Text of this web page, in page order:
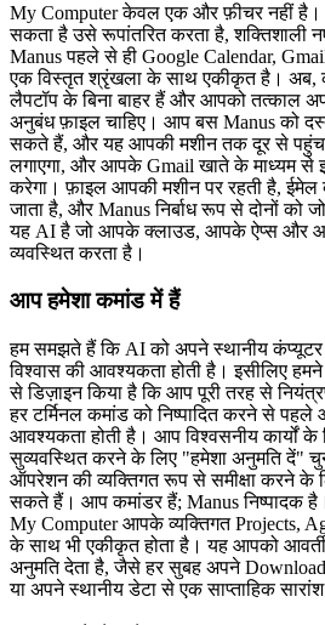
My Computer केवल एक और फ़ीचर नहीं
सकता है उसे रूपांतरित करता है, शक्तिशाली
Manus पहले से ही Google Calendar,
एक विस्तृत श्रृंखला के साथ एकीकृत है। अब,
लैपटॉप के बिना बाहर हैं और आपको तत्काल
अनुबंध फ़ाइल चाहिए। आप बस Manus को
सकते हैं, और यह आपकी मशीन तक दूर से पहुंच
लगाएगा, और आपके Gmail खाते के माध्यम
करेगा। फ़ाइल आपकी मशीन पर रहती है,
जाता है, और Manus निर्बाध रूप से दोनों को
यह AI है जो आपके क्लाउड, आपके ऐप्स और
व्यवस्थित करता है।
आप हमेशा कमांड में हैं
हम समझते हैं कि AI को अपने स्थानीय
विश्वास की आवश्यकता होती है। इसीलिए
से डिज़ाइन किया है कि आप पूरी तरह से
हर टर्मिनल कमांड को निष्पादित करने से पहले
आवश्यकता होती है। आप विश्वसनीय कार्यों के
सुव्यवस्थित करने के लिए "हमेशा अनुमति दें"
ऑपरेशन की व्यक्तिगत रूप से समीक्षा करने के
सकते हैं। आप कमांडर हैं; Manus निष्पादक
My Computer आपके व्यक्तिगत Projects,
के साथ भी एकीकृत होता है। यह आपको
अनुमति देता है, जैसे हर सुबह अपने
या अपने स्थानीय डेटा से एक साप्ताहिक सारांश